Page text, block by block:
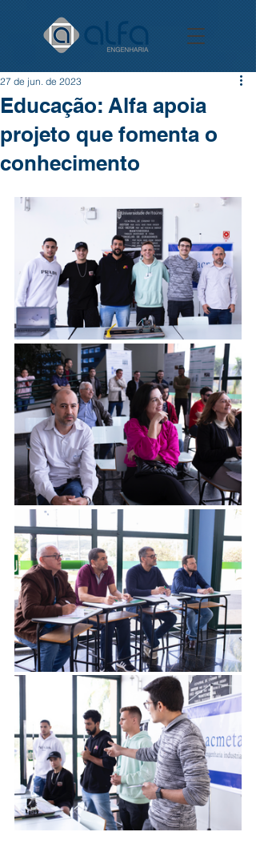
Educação: Alfa apoia
projeto que fomenta o
conhecimento
27 de jun. de 2023